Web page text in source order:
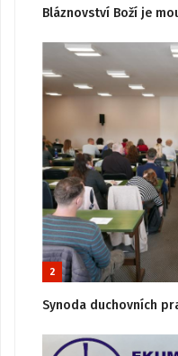
Bláznovství Boží je
2
Synoda duchovních